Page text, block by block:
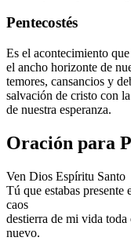
Pentecostés
Es el acontecimiento
el ancho horizonte de
temores, cansancios y
salvación de cristo con
de nuestra esperanza.
Oración para
Ven Dios Espíritu Santo
Tú que estabas
caos
destierra de mi vida
nuevo.